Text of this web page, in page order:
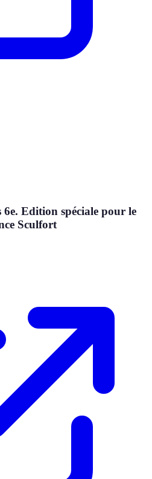
Edition spéciale pour le
Sculfort